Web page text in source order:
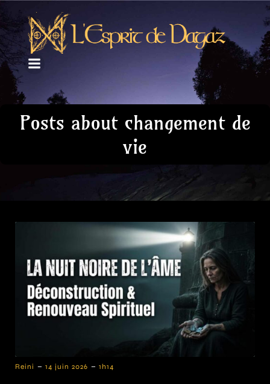
Posts about changement de
vie
Reini - 14 juin 2026 - 1h14